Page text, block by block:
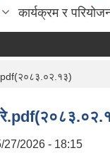
कार्यक्रम र
27/2026 - 18:15